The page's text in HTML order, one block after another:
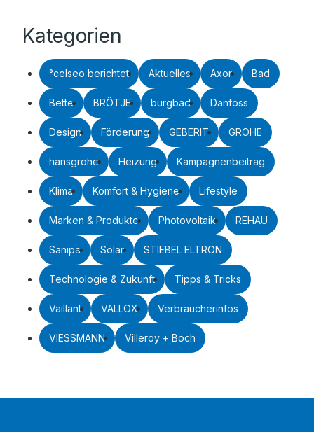
Kategorien
°celseo berichtet Aktuelles Axor Bad
Bette BRÖTJE burgbad Danfoss
Design Förderung GEBERIT GROHE
hansgrohe Heizung Kampagnenbeitrag
Klima Komfort & Hygiene Lifestyle
Marken & Produkte Photovoltaik REHAU
Sanipa Solar STIEBEL ELTRON
Technologie & Zukunft Tipps & Tricks
Vaillant VALLOX Verbraucherinfos
VIESSMANN Villeroy + Boch